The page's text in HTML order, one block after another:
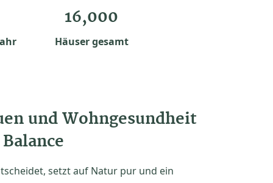
16,000
Häuser gesamt
und Wohngesundheit
setzt auf Natur pur und ein